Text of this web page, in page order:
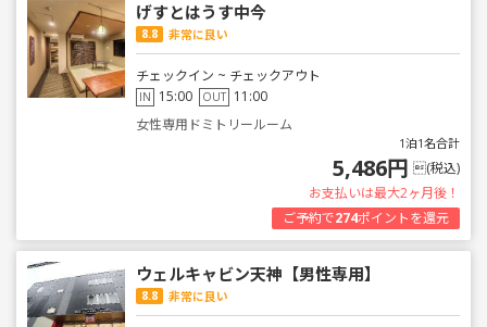
げすとはうす中今
8.8 非常に良い
チェックイン ~ チェックアウト
IN 15:00 OUT 11:00
女性専用ドミトリールーム
1泊1名合計
5,486円 (税込)
お支払いは最大2ヶ月後！
ご予約で274ポイントを還元
ウェルキャビン天神【男性専用】
8.8 非常に良い